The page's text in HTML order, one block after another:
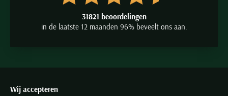
31821 beoordelingen
in de laatste 12 maanden 96% beveelt ons aan.
Wij accepteren